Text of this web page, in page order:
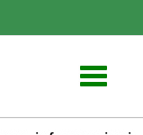
Toggle